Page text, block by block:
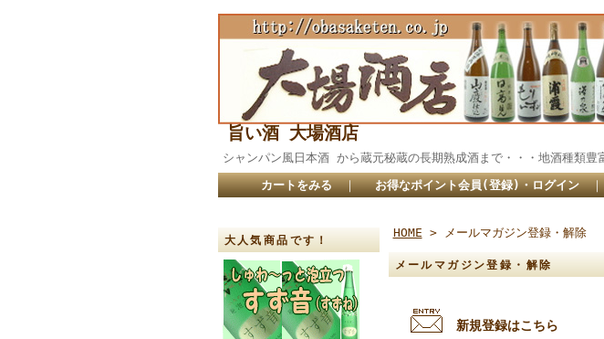
旨い酒 大場酒店
シャンパン風日本酒 から蔵元秘蔵の長期熟成酒まで・・・地酒
カートをみる ｜ お得なポイント会員(登録)・ログイン
大人気商品です！
HOME > メールマガジン登録・解除
メールマガジン登録・解除
新規登録はこちら